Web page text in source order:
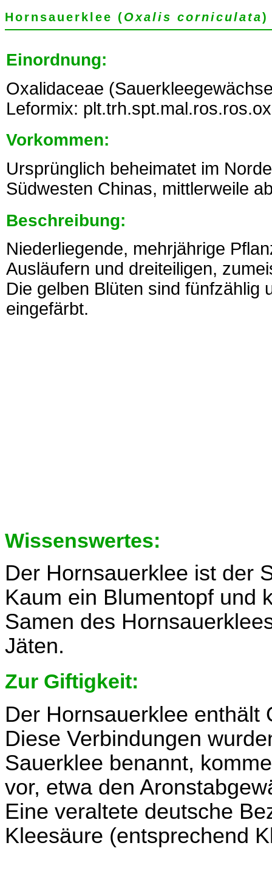
Hornsauerklee (Oxalis corniculata)
Einordnung:
Oxalidaceae
Leformix:
Vorkommen:
Ursprünglich beheimatet im
Südwesten Chinas, mittlerweile
Beschreibung:
Niederliegende, mehrjährige
Ausläufern und dreiteiligen,
Die gelben Blüten sind fünfzählig
eingefärbt.
Wissenswertes:
Der Hornsauerklee ist der
Kaum ein Blumentopf und
Samen des
Jäten.
Zur Giftigkeit:
Der Hornsauerklee enthält
Diese Verbindungen
Sauerklee benannt,
vor, etwa den
Eine veraltete deutsche
Kleesäure (entsprechend